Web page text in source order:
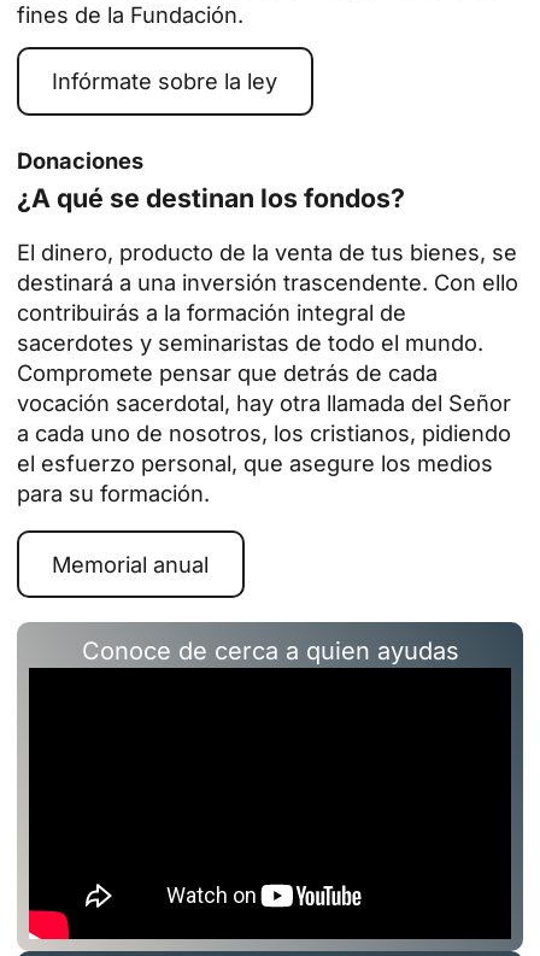
fines de la Fundación.
Infórmate sobre la ley
Donaciones
¿A qué se destinan los fondos?
El dinero, producto de la venta de tus bienes, se
destinará a una inversión trascendente. Con ello
contribuirás a la formación integral de
sacerdotes y seminaristas de todo el mundo.
Compromete pensar que detrás de cada
vocación sacerdotal, hay otra llamada del Señor
a cada uno de nosotros, los cristianos, pidiendo
el esfuerzo personal, que asegure los medios
para su formación.
Memorial anual
Conoce de cerca a quien ayudas